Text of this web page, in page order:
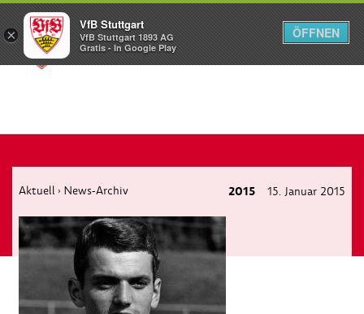
Menü
Aktuell › News-Archiv 2015 15. Januar 2015
×
VfB Stuttgart
VfB Stuttgart 1893 AG
Gratis - In Google Play
ÖFFNEN